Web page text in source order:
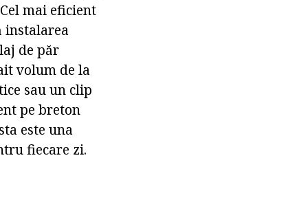
mai eficient
instalarea
de păr
volum de la
sau un clip
pe breton
este una
fiecare zi.